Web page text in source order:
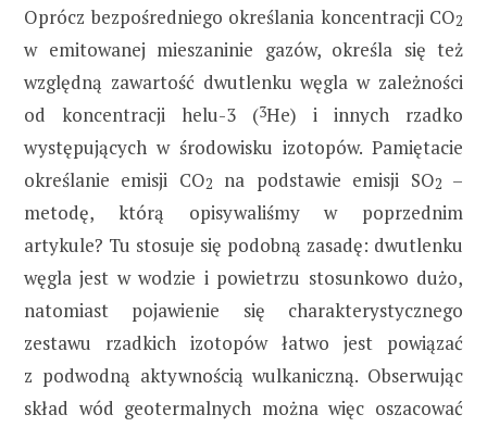
Oprócz bezpośredniego określania koncentracji CO2
w emitowanej mieszaninie gazów, określa się też
względną zawartość dwutlenku węgla w zależności
od koncentracji helu-3 (3He) i innych rzadko
występujących w środowisku izotopów. Pamiętacie
określanie emisji CO2 na podstawie emisji SO2
–
metodę, którą opisywaliśmy w poprzednim
artykule? Tu stosuje się podobną zasadę: dwutlenku
węgla jest w wodzie i powietrzu stosunkowo dużo,
natomiast pojawienie się charakterystycznego
zestawu rzadkich izotopów łatwo jest powiązać
z podwodną aktywnością wulkaniczną. Obserwując
skład wód geotermalnych można więc oszacować